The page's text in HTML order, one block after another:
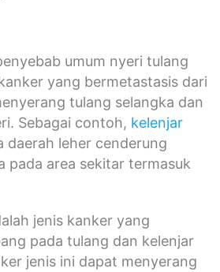
umum nyeri tulang
yang bermetastasis dari
tulang selangka dan
Sebagai contoh, kelenjar
daerah leher cenderung
pada area sekitar termasuk
jenis kanker yang
pada tulang dan kelenjar
jenis ini dapat menyerang